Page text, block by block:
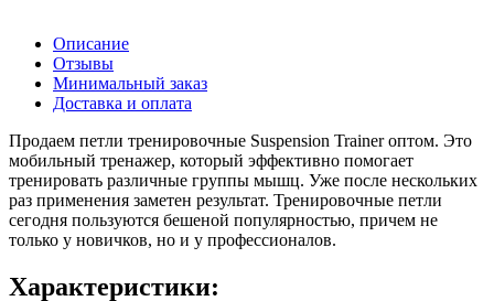
Описание
Отзывы
Минимальный заказ
Доставка и оплата
Продаем петли тренировочные Suspension Trainer оптом. Это
мобильный тренажер, который эффективно помогает
тренировать различные группы мышц. Уже после нескольких
раз применения заметен результат. Тренировочные петли
сегодня пользуются бешеной популярностью, причем не
только у новичков, но и у профессионалов.
Характеристики: